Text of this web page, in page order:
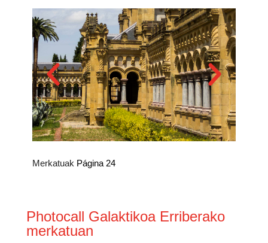
Merkatuak Página 24
Photocall Galaktikoa Erriberako
merkatuan